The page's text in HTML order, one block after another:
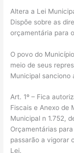
Altera a Lei
Dispõe sobre as
orçamentária para
O povo do
meio de seus
Municipal sanciono
Art. 1º – Fica
Fiscais e Anexo de
Municipal n 1.752,
Orçamentárias
passarão a vigorar
Lei.